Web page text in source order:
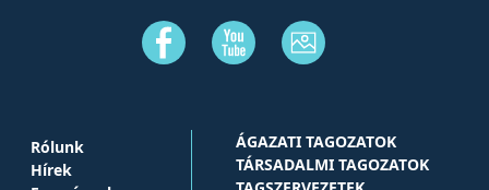
Rólunk
Hírek
ÁGAZATI TAGOZATOK
TÁRSADALMI TAGOZATOK